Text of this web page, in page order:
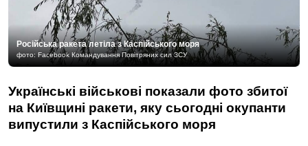
Російська ракета летіла з Каспійського моря
фото: Facebook Командування Повітряних сил ЗСУ
Українські військові показали фото збитої
на Київщині ракети, яку сьогодні окупанти
випустили з Каспійського моря